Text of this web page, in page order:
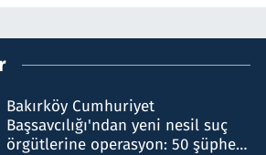
Bakırköy Cumhuriyet
Başsavcılığı'ndan yeni nesil suç
örgütlerine operasyon: 50 şüpheli